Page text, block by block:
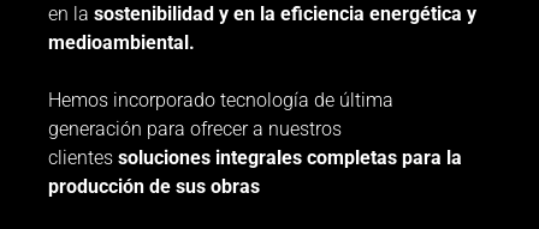
en la sostenibilidad y en la eficiencia energética y
medioambiental.
Hemos incorporado tecnología de última
generación para ofrecer a nuestros
clientes soluciones integrales completas para la
producción de sus obras